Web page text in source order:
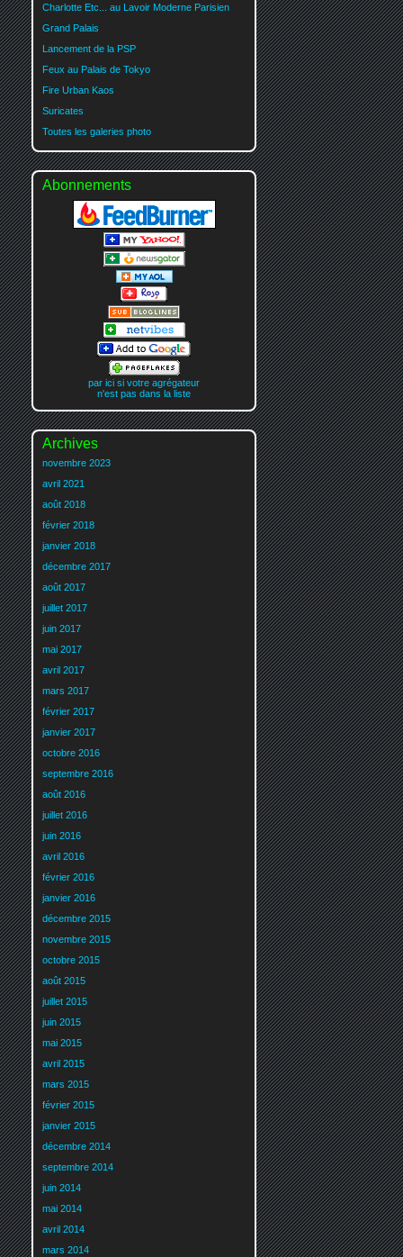
Charlotte Etc... au Lavoir Moderne Parisien
Grand Palais
Lancement de la PSP
Feux au Palais de Tokyo
Fire Urban Kaos
Suricates
Toutes les galeries photo
Abonnements
par ici si votre agrégateur
n'est pas dans la liste
Archives
novembre 2023
avril 2021
août 2018
février 2018
janvier 2018
décembre 2017
août 2017
juillet 2017
juin 2017
mai 2017
avril 2017
mars 2017
février 2017
janvier 2017
octobre 2016
septembre 2016
août 2016
juillet 2016
juin 2016
avril 2016
février 2016
janvier 2016
décembre 2015
novembre 2015
octobre 2015
août 2015
juillet 2015
juin 2015
mai 2015
avril 2015
mars 2015
février 2015
janvier 2015
décembre 2014
septembre 2014
juin 2014
mai 2014
avril 2014
mars 2014